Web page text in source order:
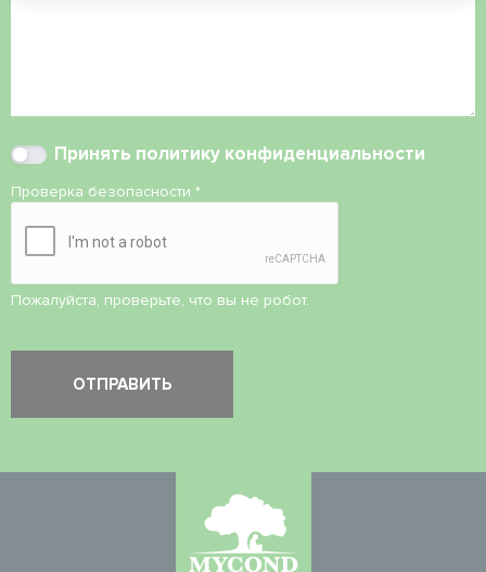
Принять политику конфиденциальности
Проверка безопасности *
Пожалуйста, проверьте, что вы не робот.